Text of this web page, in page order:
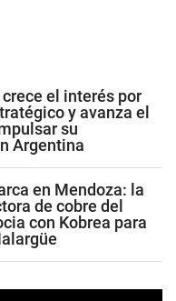
el interés por
y avanza el
su
Argentina
en Mendoza: la
de cobre del
con Kobrea para